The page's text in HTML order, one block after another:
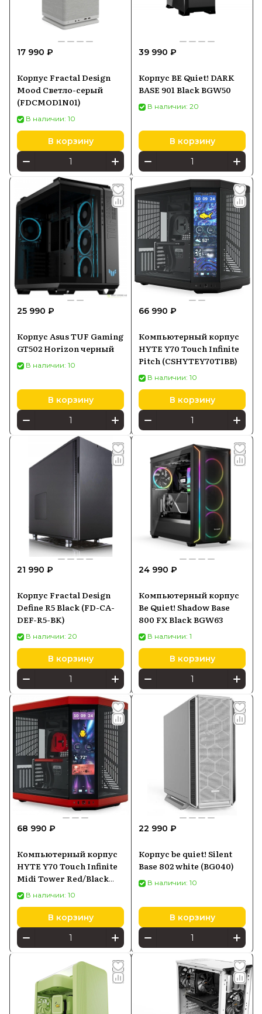
17 990 ₽
Корпус Fractal Design
Mood Светло-серый
(FDCMOD1N01)
В наличии: 10
В корзину
39 990 ₽
Корпус BE Quiet! DARK
BASE 901 Black BGW50
В наличии: 20
В корзину
25 990 ₽
Корпус Asus TUF Gaming
GT502 Horizon черный
В наличии: 10
В корзину
66 990 ₽
Компьютерный корпус
HYTE Y70 Touch Infinite
Pitch (CSHYTEY70TIBB)
В наличии: 10
В корзину
21 990 ₽
Корпус Fractal Design
Define R5 Black (FD-CA-
DEF-R5-BK)
В наличии: 20
В корзину
24 990 ₽
Компьютерный корпус
Be Quiet! Shadow Base
800 FX Black BGW63
В наличии: 1
В корзину
68 990 ₽
Компьютерный корпус
HYTE Y70 Touch Infinite
Midi Tower Red/Black
(CS-HYTE-Y70TTI-RB)
В наличии: 10
В корзину
22 990 ₽
Корпус be quiet! Silent
Base 802 white (BG040)
В наличии: 10
В корзину